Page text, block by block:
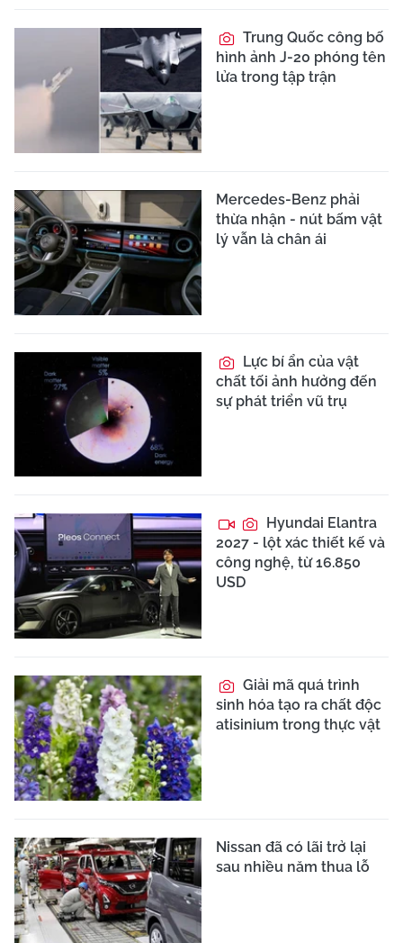
Trung Quốc công bố
hình ảnh J-20 phóng tên
lửa trong tập trận
Mercedes-Benz phải
thừa nhận - nút bấm vật
lý vẫn là chân ái
Lực bí ẩn của vật
chất tối ảnh hưởng đến
sự phát triển vũ trụ
Hyundai Elantra
2027 - lột xác thiết kế và
công nghệ, từ 16.850
USD
Giải mã quá trình
sinh hóa tạo ra chất độc
atisinium trong thực vật
Nissan đã có lãi trở lại
sau nhiều năm thua lỗ